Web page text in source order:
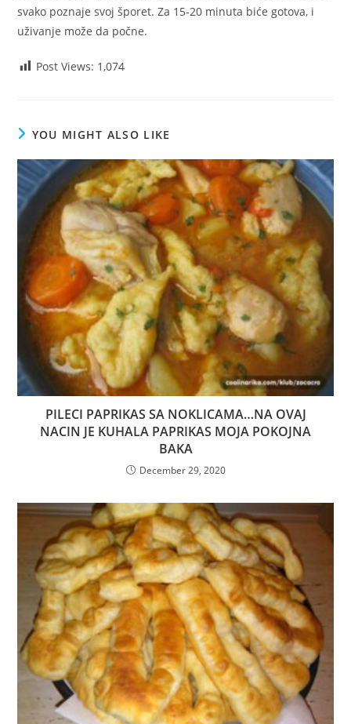
svako poznaje svoj šporet. Za 15-20 minuta biće gotova, i
uživanje može da počne.
Post Views: 1,074
YOU MIGHT ALSO LIKE
PILECI PAPRIKAS SA NOKLICAMA…NA OVAJ
NACIN JE KUHALA PAPRIKAS MOJA POKOJNA
BAKA
December 29, 2020